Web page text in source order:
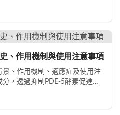
、作用機制與使用注意事項
、作用機制、適應症及使用注
，透過抑制PDE-5酵素促進血